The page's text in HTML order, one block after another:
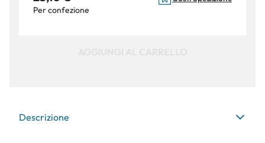
Per confezione
Descrizione